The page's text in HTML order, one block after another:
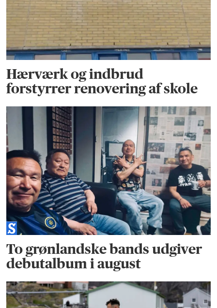
Hærværk og indbrud
forstyrrer renovering af skole
To grønlandske bands udgiver
debutalbum i august